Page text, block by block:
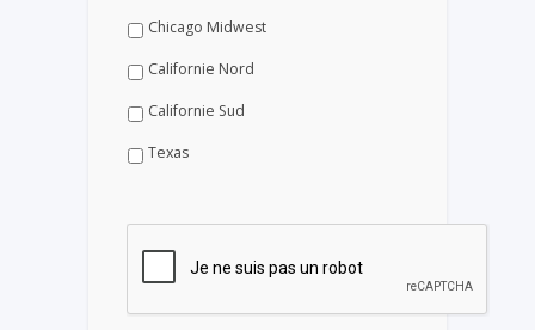
Chicago Midwest
Californie Nord
Californie Sud
Texas